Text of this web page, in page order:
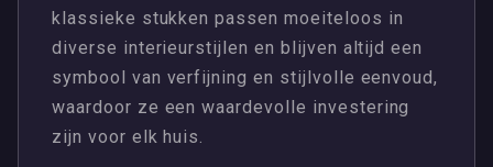
klassieke stukken passen moeiteloos in
diverse interieurstijlen en blijven altijd een
symbool van verfijning en stijlvolle eenvoud,
waardoor ze een waardevolle investering
zijn voor elk huis.